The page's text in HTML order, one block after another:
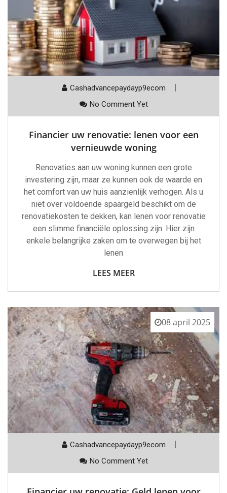
Cashadvancepaydayp9ecom
No Comment Yet
Financier uw renovatie: lenen voor een
vernieuwde woning
Renovaties aan uw woning kunnen een grote
investering zijn, maar ze kunnen ook de waarde en
het comfort van uw huis aanzienlijk verhogen. Als u
niet over voldoende spaargeld beschikt om de
renovatiekosten te dekken, kan lenen voor renovatie
een slimme financiële oplossing zijn. Hier zijn
enkele belangrijke zaken om te overwegen bij het
lenen
LEES MEER
08 april 2025
Cashadvancepaydayp9ecom
No Comment Yet